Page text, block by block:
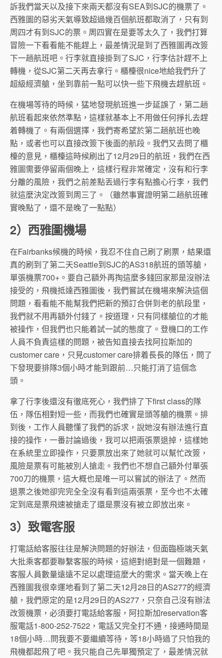
訴我們當天以及接下來兩天都沒有SEA到SJC的機票了。
西雅圖的惡劣天氣導致超過幾百個航班都取消了，只有到
周四才有到SJC的票。周四實在是要等太久了，我們打算
冒險一下看看能不能趕上，最差情況是到了西雅圖再改簽
下一趟航班吧。行李就直接掛到了SJC，行李估計趕不上
轉機，從SJC第二天再去拿行。櫃檯很nice地給我們升了
超級經濟艙，坐到靠前一點可以快一些下飛機去趕航班。
在機場等待的時候，猛地發現航班進一步延誤了，第二趟
航班看起來依然準點，這樣就基本上不用做任何掙扎去趕
着轉機了。有兩個選擇，我們寄希望於第二趟航班也晚
點，或者也可以直接改簽下後面的航段。我們又去問了櫃
檯的意見，櫃檯這時候刷出了12月29日的航班，我們在西
雅圖需要停留兩個晚上，這樣行程非常確定，沒有和行李
分離的風險，我們之前差點丟過行李有點擔心行李，我們
就這麼決定改簽到周三了。（雖然事實證明第二趟航班確
實晚點了，還不是晚了一點點）
2）西雅圖機場
在Fairbanks候機的時候，我忍不住自己刷了刷票，結果還
真的刷到了第二天Seattle到SJC的AS318航班的頭等艙，
單張機票700+。要自己額外再掏這麼多錢回家那是沒辦法
接受的，飛機抵達西雅圖後，我們嘗試在機場來解決這個
問題，看看能不能幫我們把新的預訂合併到老的航段里，
我們就不用再額外付錢了。按道理，只有同樣艙位的才能
被操作，但我們也只能着試一試的態度了。登機口的工作
人員不負責這樣的問題，被告知直接去找阿拉斯加的
customer care，只見customer care排着長長的隊伍，問了
下發現要排隊3個小時才能到跟前…只能打消了這個念
頭。
拿了行李後還沒有徹底死心，我們排了下first class的隊
伍，隊伍相對短一些，而我們也確實是頭等艙的機票。排
到後，工作人員聽懂了我們的訴求，說她沒有辦法進行直
接的操作，一番討論過後，我可以把兩張票退掉，這樣她
在系統里立即操作，只要票放出來了她就可以幫忙改簽，
風險是票有可能被別人搶走。我們也不想自己額外付單張
700刀的機票，這大概也是唯一可以嘗試的辦法了。然而
退票之後她卻完完全全沒有看到這兩張票，至今也不太確
定到底是票飛速被搶走了還是票沒有被立即放出來。
3）致電客服
打電話給客服往往是解決問題的好辦法，但面臨極端天氣
大批乘客都要聯繫客服的時候，這絕對絕對是一個難題，
客服人員數量遠遠不足以處理這麼大的需求。當天晚上在
西雅圖我很幸運地看到了第二天12月28日的AS277的經濟
艙，我們原定的是12月29日的AS277，只奈自己沒有辦法
改簽機票，必須要打電話給客服，阿拉斯加reservation客
服電話1-800-252-7522，電話又完全打不通，接通時間是
18個小時…問我要不要繼續等待，等18小時過了只怕我的
飛機都起飛了吧。我只能自己先單獨預定了，最差情況就